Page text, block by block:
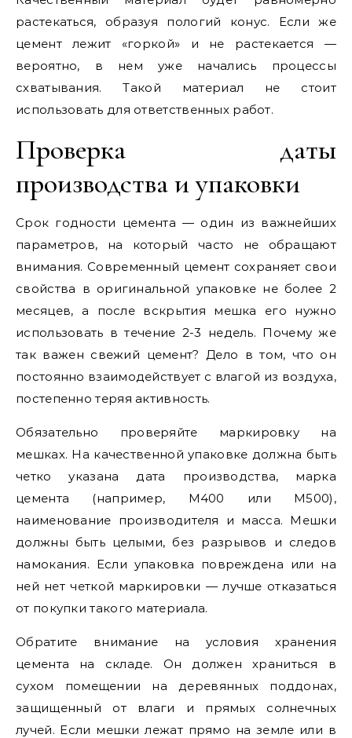
растекаться, образуя пологий конус. Если же
цемент лежит «горкой» и не растекается —
вероятно, в нем уже начались процессы
схватывания. Такой материал не стоит
использовать для ответственных работ.
Проверка даты
производства и упаковки
Срок годности цемента — один из важнейших
параметров, на который часто не обращают
внимания. Современный цемент сохраняет свои
свойства в оригинальной упаковке не более 2
месяцев, а после вскрытия мешка его нужно
использовать в течение 2-3 недель. Почему же
так важен свежий цемент? Дело в том, что он
постоянно взаимодействует с влагой из воздуха,
постепенно теряя активность.
Обязательно проверяйте маркировку на
мешках. На качественной упаковке должна быть
четко указана дата производства, марка
цемента (например, М400 или М500),
наименование производителя и масса. Мешки
должны быть целыми, без разрывов и следов
намокания. Если упаковка повреждена или на
ней нет четкой маркировки — лучше отказаться
от покупки такого материала.
Обратите внимание на условия хранения
цемента на складе. Он должен храниться в
сухом помещении на деревянных поддонах,
защищенный от влаги и прямых солнечных
лучей. Если мешки лежат прямо на земле или в